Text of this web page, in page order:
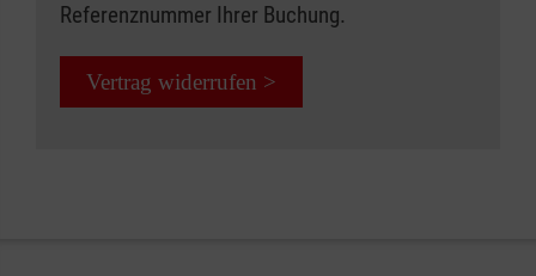
Referenznummer Ihrer Buchung.
Vertrag widerrufen >